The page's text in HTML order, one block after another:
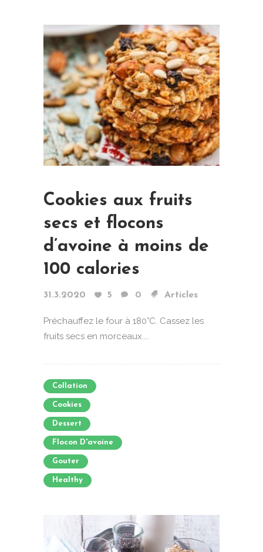
Cookies aux fruits
secs et flocons
d’avoine à moins de
100 calories
31.3.2020 5 0 Articles
Préchauffez le four à 180°C. Cassez les
fruits secs en morceaux....
Collation
Cookies
Dessert
Flocon D'avoine
Gouter
Healthy